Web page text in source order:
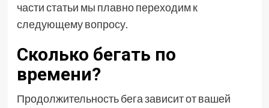
части статьи мы плавно переходим к
следующему вопросу.
Сколько бегать по
времени?
Продолжительность бега зависит от вашей